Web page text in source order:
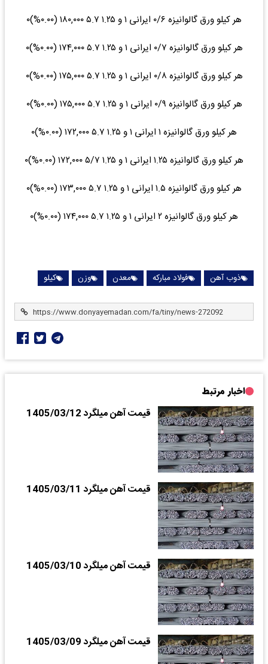
هر کیلو ورق گالوانیزه ۰/۶ ایرانی ۱ و ۱.۲۵ ۵.۷ ۱۸۰,۰۰۰ (۰.۰۰%)۰
هر کیلو ورق گالوانیزه ۰/۷ ایرانی ۱ و ۱.۲۵ ۵.۷ ۱۷۴,۰۰۰ (۰.۰۰%)۰
هر کیلو ورق گالوانیزه ۰/۸ ایرانی ۱ و ۱.۲۵ ۵.۷ ۱۷۵,۰۰۰ (۰.۰۰%)۰
هر کیلو ورق گالوانیزه ۰/۹ ایرانی ۱ و ۱.۲۵ ۵.۷ ۱۷۵,۰۰۰ (۰.۰۰%)۰
هر کیلو ورق گالوانیزه ۱ ایرانی ۱ و ۱.۲۵ ۵.۷ ۱۷۲,۰۰۰ (۰.۰۰%)۰
هر کیلو ورق گالوانیزه ۱.۲۵ ایرانی ۱ و ۱.۲۵ ۵/۷ ۱۷۲,۰۰۰ (۰.۰۰%)۰
هر کیلو ورق گالوانیزه ۱.۵ ایرانی ۱ و ۱.۲۵ ۵.۷ ۱۷۳,۰۰۰ (۰.۰۰%)۰
هر کیلو ورق گالوانیزه ۲ ایرانی ۱ و ۱.۲۵ ۵.۷ ۱۷۴,۰۰۰ (۰.۰۰%)۰
ذوب آهن فولاد مبارکه معدن وزن کیلو
اخبار مرتبط
قیمت آهن میلگرد 1405/03/12
قیمت آهن میلگرد 1405/03/11
قیمت آهن میلگرد 1405/03/10
قیمت آهن میلگرد 1405/03/09